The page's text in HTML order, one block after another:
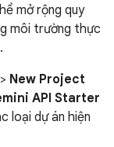
mở rộng quy
môi trường thực
> New Project
API Starter
loại dự án hiện